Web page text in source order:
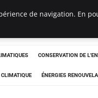
CONSERVATION DE
ÉNERGIES
de navigation. En